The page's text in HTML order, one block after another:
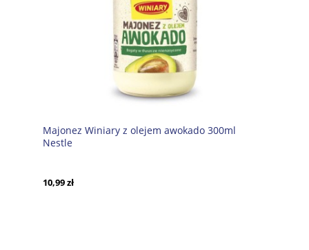
Majonez Winiary z olejem awokado 300ml
Nestle
10,99 zł